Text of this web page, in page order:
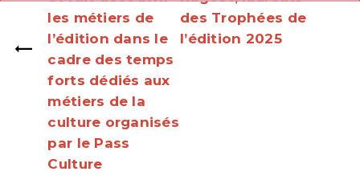
les métiers de
l’édition dans le
cadre des temps
forts dédiés aux
métiers de la
culture organisés
par le Pass
Culture
des Trophées de
l’édition 2025